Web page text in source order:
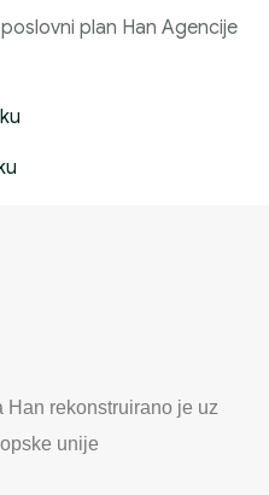
plan Han Agencije
Han rekonstruirano je uz
unije